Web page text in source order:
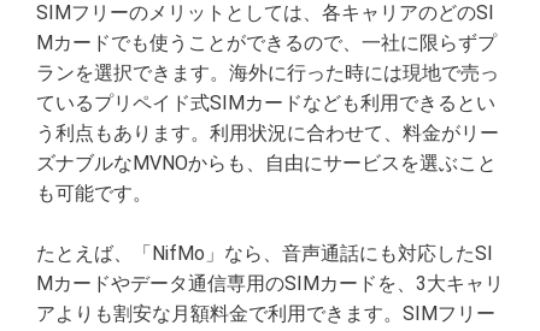
SIMフリーのメリットとしては、各キャリアのどのSI
Mカードでも使うことができるので、一社に限らずプ
ランを選択できます。海外に行った時には現地で売っ
ているプリペイド式SIMカードなども利用できるとい
う利点もあります。利用状況に合わせて、料金がリー
ズナブルなMVNOからも、自由にサービスを選ぶこと
も可能です。
たとえば、「NifMo」なら、音声通話にも対応したSI
Mカードやデータ通信専用のSIMカードを、3大キャリ
アよりも割安な月額料金で利用できます。SIMフリー